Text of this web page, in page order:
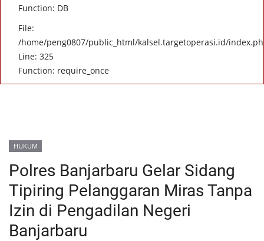
Function: DB
File:
/home/peng0807/public_html/kalsel.targetoperasi.id/
Line: 325
Function: require_once
HUKUM
Polres Banjarbaru Gelar Sidang
Tipiring Pelanggaran Miras Tanpa
Izin di Pengadilan Negeri
Banjarbaru